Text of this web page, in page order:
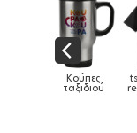
Drill Καπέλα
ενηλίκων